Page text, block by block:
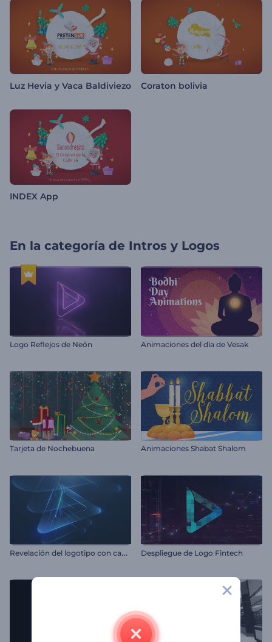
Luz Hevia y Vaca Baldiviezo Coraton bolivia
INDEX App
En la categoría de Intros y Logos
Logo Reflejos de Neón Animaciones del día de Vesak
Tarjeta de Nochebuena Animaciones Shabat Shalom
R
evelación del logotipo con capas resplandecientes Despliegue de Logo Fintech